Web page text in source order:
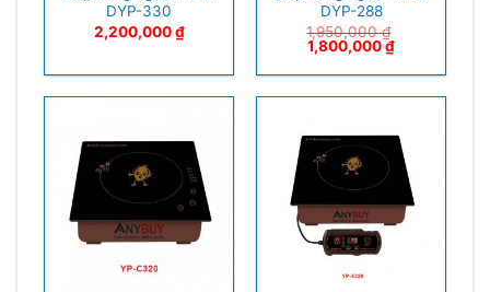
DYP-330
2,200,000₫
DYP-288
1,950,000₫
1,800,000₫